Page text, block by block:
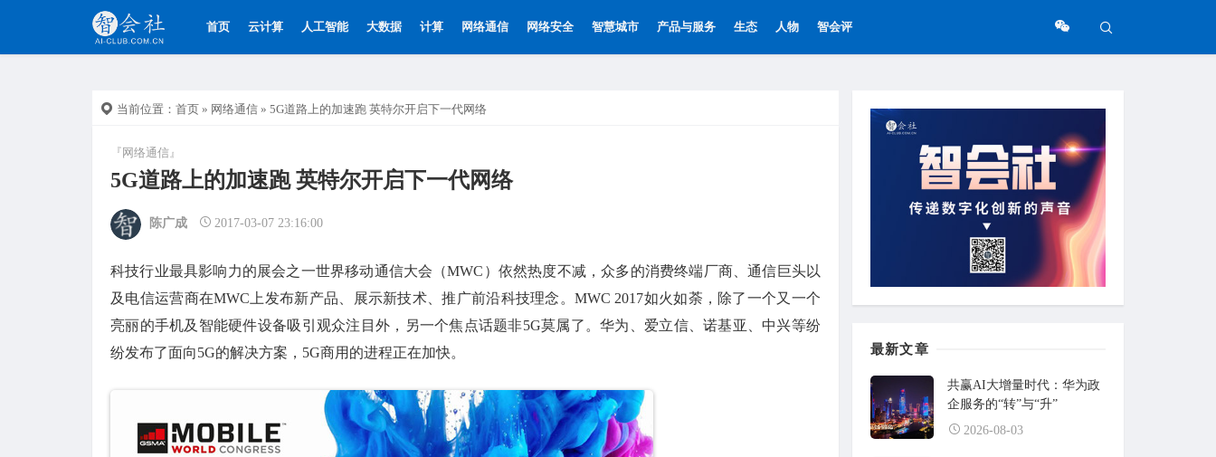
首页 云计算 人工智能 大数据 计算 网络通信 网络安全 智慧城市 产品与服务 生态 人物 智会评
当前位置： 首页 » 网络通信 » 5G道路上的加速跑 英特尔开启下一代网络
『网络通信』
5G道路上的加速跑 英特尔开启下一代网络
陈广成 2017-03-07 23:16:00
科技行业最具影响力的展会之一世界移动通信大会（MWC）依然热度不减，众多的消费终端厂商、通信巨头以
及电信运营商在MWC上发布新产品、展示新技术、推广前沿科技理念。MWC 2017如火如荼，除了一个又一个
亮丽的手机及智能硬件设备吸引观众注目外，另一个焦点话题非5G莫属了。华为、爱立信、诺基亚、中兴等纷
纷发布了面向5G的解决方案，5G商用的进程正在加快。
最新文章
共赢AI大增量时代：华为政
企服务的“转”与“升”
2026-08-03